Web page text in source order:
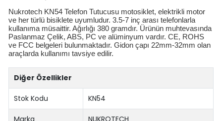
Nukrotech KN54 Telefon Tutucusu motosiklet, elektrikli motor
ve her türlü bisiklete uyumludur. 3.5-7 inç arası telefonlarla
kullanıma müsaittir. Ağırlığı 380 gramdır. Ürünün muhtevasında
Paslanmaz Çelik, ABS, PC ve alüminyum vardır. CE, ROHS
ve FCC belgeleri bulunmaktadır. Gidon çapı 22mm-32mm olan
araçlarda kullanımı tavsiye edilir.
Diğer Özellikler
Stok Kodu KN54
Marka NUKROTECH